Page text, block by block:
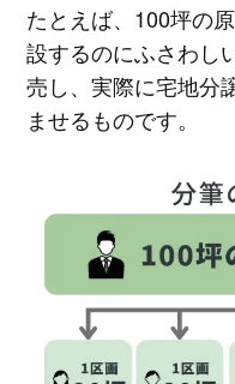
たとえば、100坪の
設するのにふさわし
売し、実際に宅地分
ませるものです。